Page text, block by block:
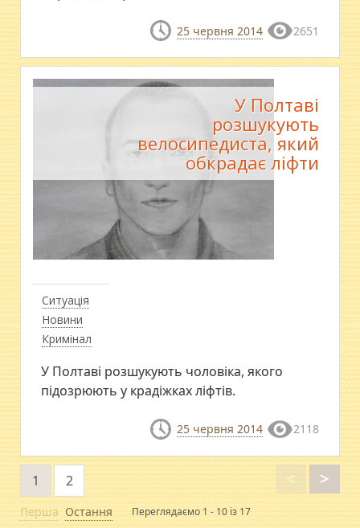
25 червня 2014 2651
Ситуація
Новини
Кримінал
У Полтаві
розшукують
велосипедиста, який
обкрадає ліфти
У Полтаві розшукують чоловіка, якого
підозрюють у крадіжках ліфтів.
25 червня 2014 2118
Перша
<
1 2 >
Остання Переглядаємо 1 - 10 із 17